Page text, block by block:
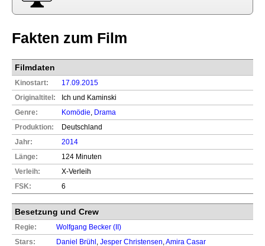
Fakten zum Film
Filmdaten
Kinostart:
17.09.2015
Originaltitel:
Ich und Kaminski
Genre:
Komödie Drama
Produktion:
Deutschland
Jahr:
2014
Länge:
124 Minuten
Verleih:
X-Verleih
FSK:
6
Besetzung und Crew
Regie:
Wolfgang Becker (II)
Stars:
Daniel Brühl Jesper Christensen Amira Casar